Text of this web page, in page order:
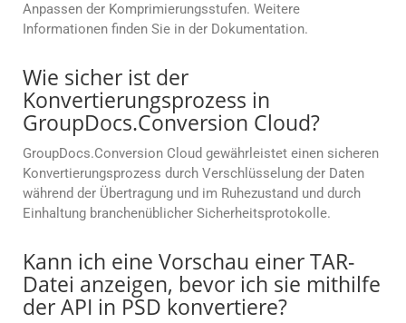
Anpassen der Komprimierungsstufen. Weitere
Informationen finden Sie in der Dokumentation.
Wie sicher ist der
Konvertierungsprozess in
GroupDocs.Conversion Cloud?
GroupDocs.Conversion Cloud gewährleistet einen sicheren
Konvertierungsprozess durch Verschlüsselung der Daten
während der Übertragung und im Ruhezustand und durch
Einhaltung branchenüblicher Sicherheitsprotokolle.
Kann ich eine Vorschau einer TAR-
Datei anzeigen, bevor ich sie mithilfe
der API in PSD konvertiere?